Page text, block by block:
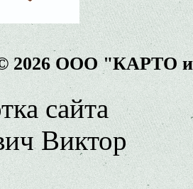
2026 ООО "КАРТО
сайта
Виктор